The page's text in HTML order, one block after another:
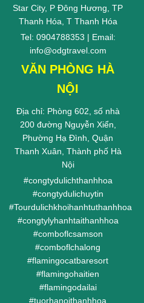
Star City, P Đông Hương, TP
Thanh Hóa, T Thanh Hóa
Tel: 0904788353 | Email:
info@odgtravel.com
VĂN PHÒNG HÀ
NỘI
Địa chỉ: Phòng 602, số nhà
200 đường Nguyễn Xiển,
Phường Hạ Đình, Quận
Thanh Xuân, Thành phố Hà
Nội
#congtydulichthanhhoa
#congtydulichuytin
#Tourdulichkhoihanhtuthanhhoa
#congtylyhanhtaithanhhoa
#comboflcsamson
#comboflchalong
#flamingocatbaresort
#flamingohaitien
#flamingodailai
#tuorhanoithanhhoa